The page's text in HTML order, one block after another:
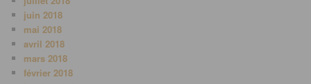
juin 2018
mai 2018
avril 2018
mars 2018
février 2018